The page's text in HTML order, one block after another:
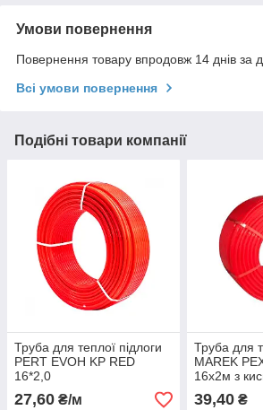
Умови повернення
Повернення товару впродовж 14 днів за
Всі умови повернення
Подібні товари компанії
Труба для теплої підлоги
PERT EVOH KP RED
16*2,0
27,60 ₴/м
Труба для
MAREK
16x2м з
бар'єром
39,40₴